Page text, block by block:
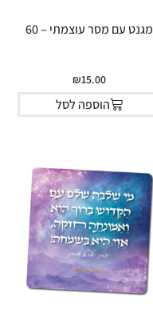
מגנט עם מסר עוצמתי – 60
₪15.00
הוספה לסל